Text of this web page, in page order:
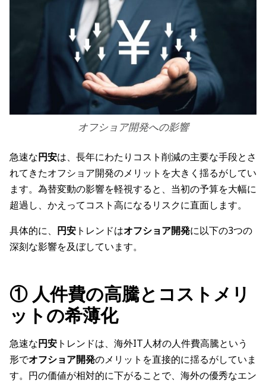
オフショア開発への影響
急速な円安は、長年にわたりコスト削減の主要な手段とさ
れてきたオフショア開発のメリットを大きく揺るがしてい
ます。為替変動の影響を軽視すると、当初の予算を大幅に
超過し、かえってコスト高になるリスクに直面します。
具体的に、 円安 トレンドはオフショア開発に以下の3つの
深刻な影響を及ぼしています。
① 人件費の高騰とコストメリ
ットの希薄化
急速な円安 トレンドは、海外IT人材の人件費高騰という
形でオフショア開発のメリットを直接的に揺るがしていま
す。円の価値が相対的に下がることで、海外の優秀なエン